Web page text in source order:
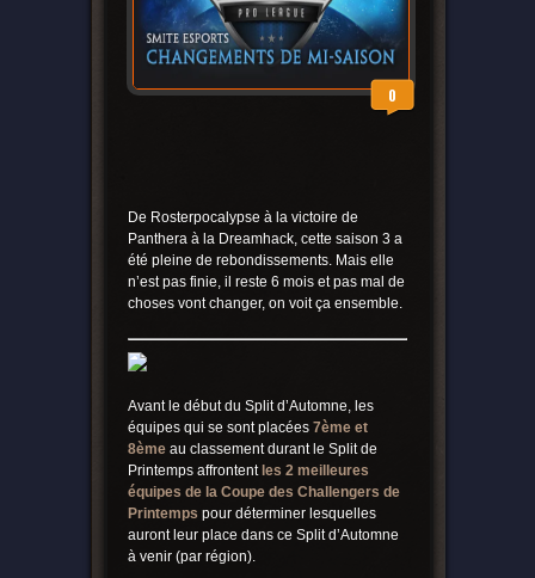
0
De Rosterpocalypse à la victoire de
Panthera à la Dreamhack, cette saison 3 a
été pleine de rebondissements. Mais elle
n’est pas finie, il reste 6 mois et pas mal de
choses vont changer, on voit ça ensemble.
Avant le début du Split d’Automne, les
équipes qui se sont placées 7ème et
8èmeau classement durant le Split de
Printemps affrontent les 2 meilleures
équipes de la Coupe des Challengers de
Printemps pour déterminer lesquelles
auront leur place dans ce Split d’Automne
à venir (par région).